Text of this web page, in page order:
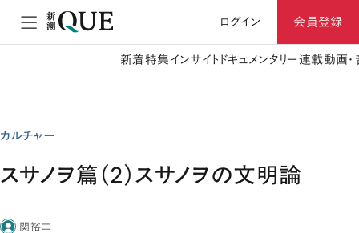
ログイン 会員登録
新着特集 インサイト ドキュメンタリー 連載動画
カルチャー
スサノヲ篇（2）スサノヲの文明論
関裕二